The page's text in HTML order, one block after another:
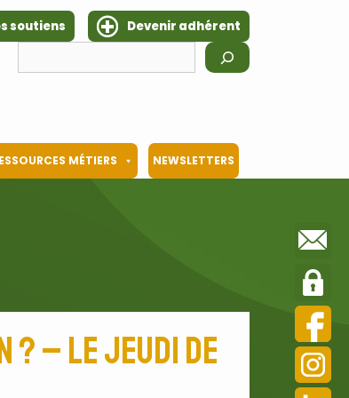
soutiens
Devenir adhérent
MÉTIERS NEWSLETTERS
– Le Jeudi de